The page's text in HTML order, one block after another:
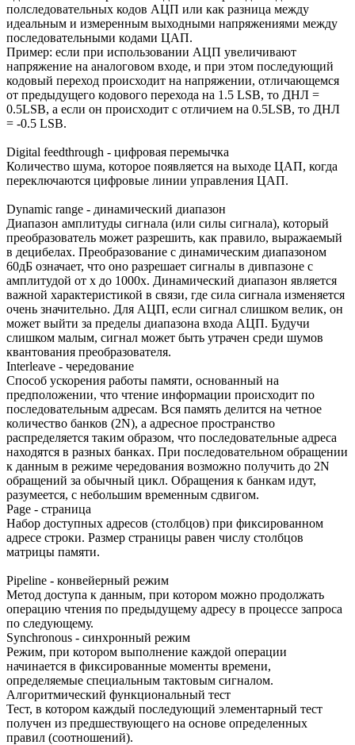
полследовательных кодов АЦП или как разница между
идеальным и измеренным выходными напряжениями между
последовательными кодами ЦАП.
Пример: если при использовании АЦП увеличивают
напряжение на аналоговом входе, и при этом последующий
кодовый переход происходит на напряжении, отличающемся
от предыдущего кодового перехода на 1.5 LSB, то ДНЛ =
0.5LSB, а если он происходит с отличием на 0.5LSB, то ДНЛ
= -0.5 LSB.
Digital feedthrough - цифровая перемычка
Количество шума, которое появляется на выходе ЦАП, когда
переключаются цифровые линии управления ЦАП.
Dynamic range - динамический диапазон
Диапазон амплитуды сигнала (или силы сигнала), который
преобразователь может разрешить, как правило, выражаемый
в децибелах. Преобразование с динамическим диапазоном
60дБ означает, что оно разрешает сигналы в дивпазоне с
амплитудой от х до 1000х. Динамический диапазон является
важной характеристикой в связи, где сила сигнала изменяется
очень значительно. Для АЦП, если сигнал слишком велик, он
может выйти за пределы диапазона входа АЦП. Будучи
слишком малым, сигнал может быть утрачен среди шумов
квантования преобразователя.
Interleave - чередование
Способ ускорения работы памяти, основанный на
предположении, что чтение информации происходит по
последовательным адресам. Вся память делится на четное
количество банков (2N), а адресное пространство
распределяется таким образом, что последовательные адреса
находятся в разных банках. При последовательном обращении
к данным в режиме чередования возможно получить до 2N
обращений за обычный цикл. Обращения к банкам идут,
разумеется, с небольшим временным сдвигом.
Page - страница
Набор доступных адресов (столбцов) при фиксированном
адресе строки. Размер страницы равен числу столбцов
матрицы памяти.
Pipeline - конвейерный режим
Метод доступа к данным, при котором можно продолжать
операцию чтения по предыдущему адресу в процессе запроса
по следующему.
Synchronous - синхронный режим
Режим, при котором выполнение каждой операции
начинается в фиксированные моменты времени,
определяемые специальным тактовым сигналом.
Алгоритмический функциональный тест
Тест, в котором каждый последующий элементарный тест
получен из предшествующего на основе определенных
правил (соотношений).